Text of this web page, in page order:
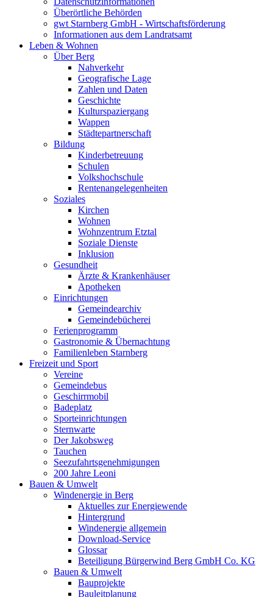
Überörtliche Behörden
gwt Starnberg GmbH - Wirtschaftsförderung
Informationen aus dem Landratsamt
Leben & Wohnen
Über Berg
Nahverkehr
Geografische Lage
Zahlen und Daten
Geschichte
Kulturspaziergang
Wappen
Städtepartnerschaft
Bildung
Kinderbetreuung
Schulen
Volkshochschule
Rentenangelegenheiten
Soziales
Kirchen
Wohnen
Wohnzentrum Etztal
Soziale Dienste
Inklusion
Gesundheit
Ärzte & Krankenhäuser
Apotheken
Einrichtungen
Gemeindearchiv
Gemeindebücherei
Ferienprogramm
Gastronomie & Übernachtung
Familienleben Starnberg
Freizeit und Sport
Vereine
Gemeindebus
Geschirrmobil
Badeplatz
Sporteinrichtungen
Sternwarte
Der Jakobsweg
Tauchen
Seezufahrtsgenehmigungen
200 Jahre Leoni
Bauen & Umwelt
Windenergie in Berg
Aktuelles zur Energiewende
Hintergrund
Windenergie allgemein
Download-Service
Glossar
Beteiligung Bürgerwind Berg GmbH Co. KG
Bauen & Umwelt
Bauprojekte
Bauleitplanung